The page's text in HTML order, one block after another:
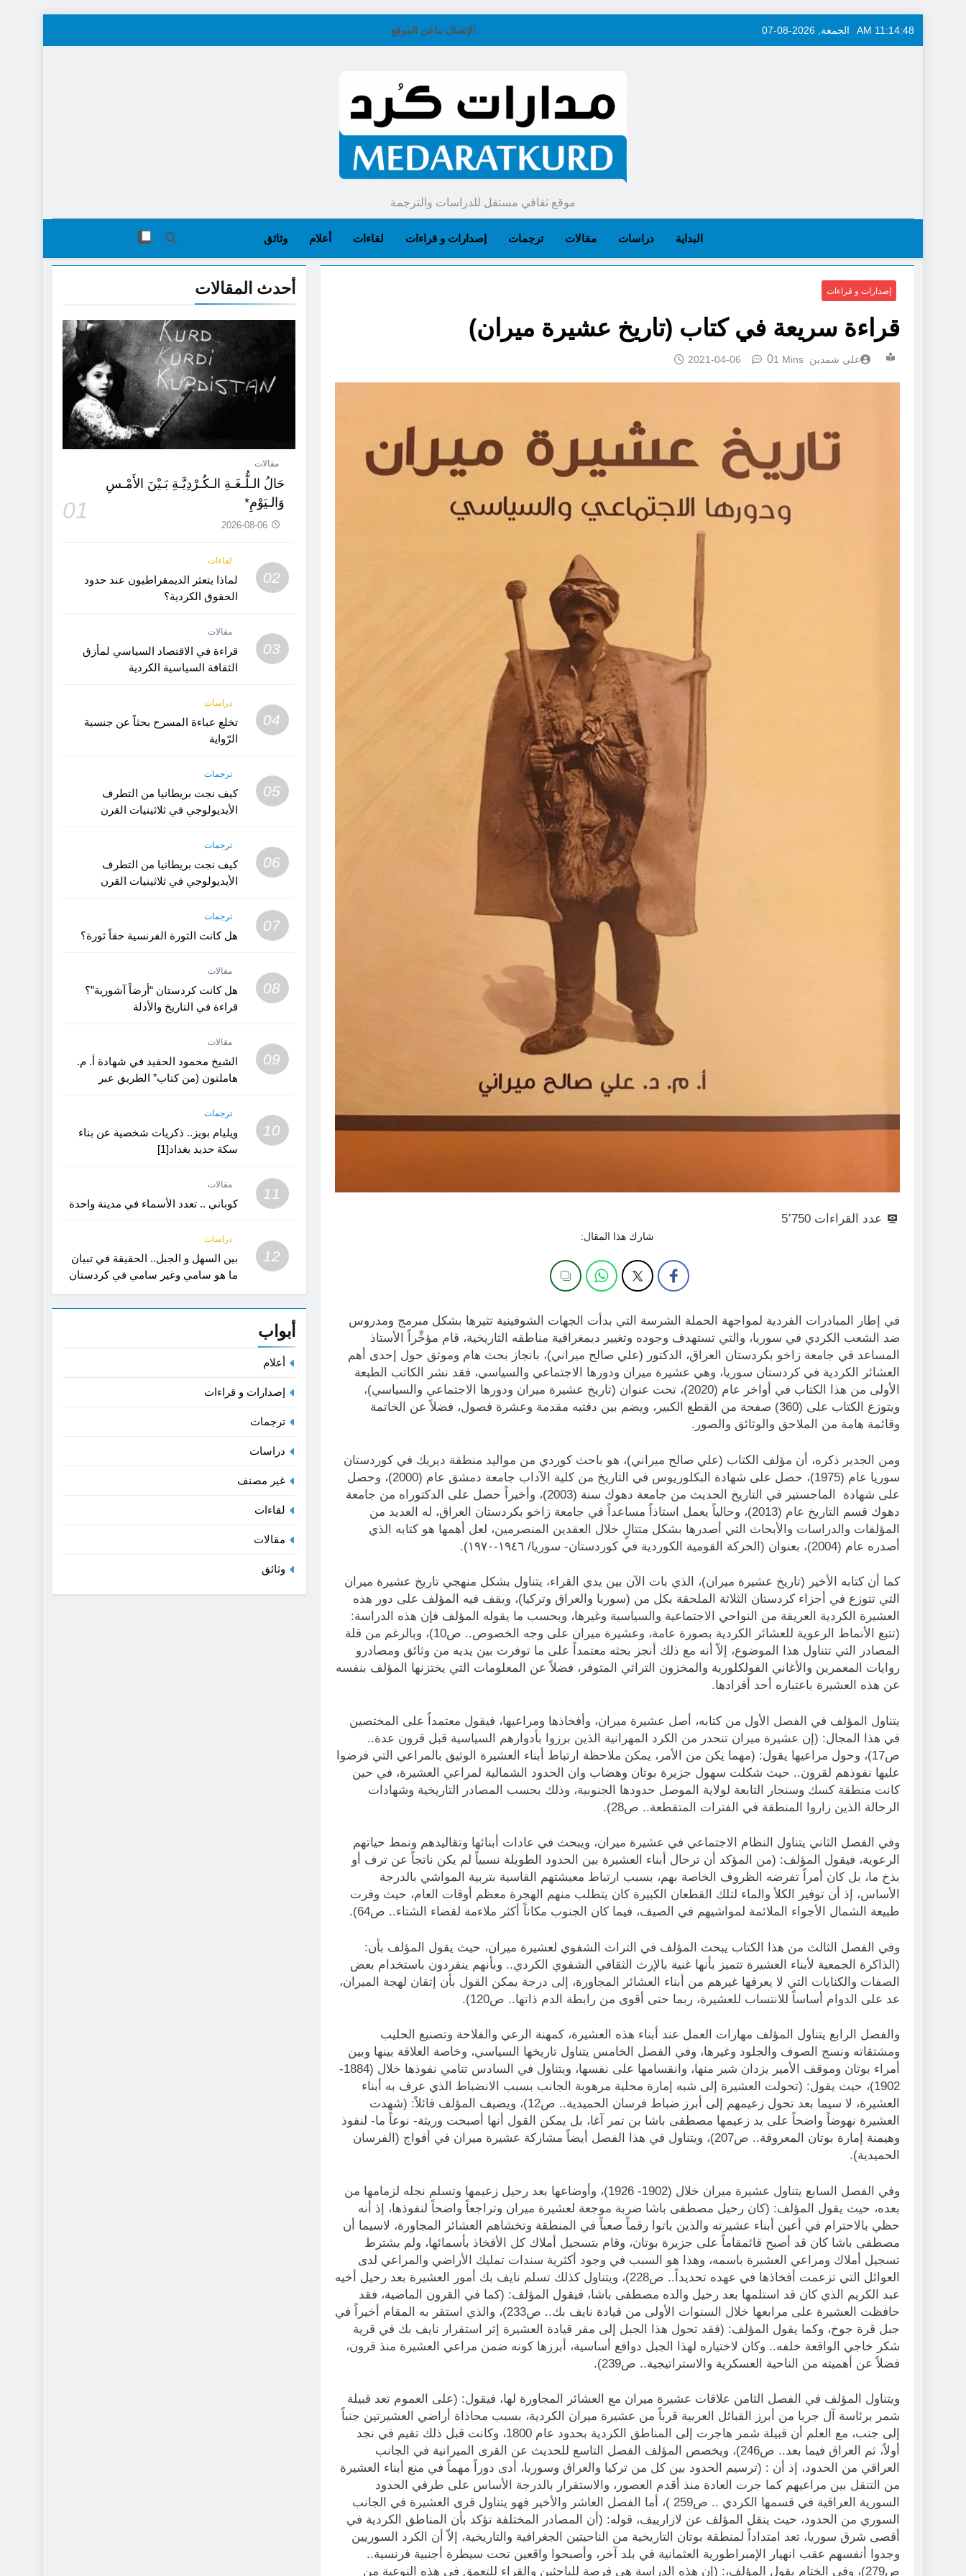
الجمعة, 2026-08-07 11:14:50 AM الإتصال بناعن الموقع
موقع ثقافي مستقل للدراسات والترجمة
البداية دراسات مقالات ترجمات إصدارات و قراءات لقاءات أعلام وثائق
إصدارات و قراءات
قراءة سريعة في كتاب (تاريخ عشيرة ميران)
علي شمدين 2021-04-06 01 Mins
عدد القراءات 5٬750
شارك هذا المقال:
في إطار المبادرات الفردية لمواجهة الحملة الشرسة التي بدأت الجهات الشوفينية تثيرها بشكل مبرمج ومدروس
ضد الشعب الكردي في سوريا، والتي تستهدف وجوده وتغيير ديمغرافية مناطقه التاريخية، قام مؤخِّراً الأستاذ
المساعد في جامعة زاخو بكردستان العراق، الدكتور (علي صالح ميراني)، بانجاز بحث هام وموثق حول إحدى أهم
العشائر الكردية في كردستان سوريا، وهي عشيرة ميران ودورها الاجتماعي والسياسي، فقد نشر الكاتب الطبعة
الأولى من هذا الكتاب في أواخر عام (2020)، تحت عنوان (تاريخ عشيرة ميران ودورها الاجتماعي والسياسي)،
ويتوزع الكتاب على (360) صفحة من القطع الكبير، ويضم بين دفتيه مقدمة وعشرة فصول، فضلاً عن الخاتمة
وقائمة هامة من الملاحق والوثائق والصور.
ومن الجدير ذكره، أن مؤلف الكتاب (علي صالح ميراني)، هو باحث كوردي من مواليد منطقة ديريك في كوردستان
سوريا عام (1975)، حصل على شهادة البكلوريوس في التاريخ من كلية الآداب جامعة دمشق عام (2000)، وحصل
على شهادة الماجستير في التاريخ الحديث من جامعة دهوك سنة (2003)، وأخيراً حصل على الدكتوراه من جامعة
دهوك قسم التاريخ عام (2013)، وحالياً يعمل استاذاً مساعداً في جامعة زاخو بكردستان العراق، له العديد من
المؤلفات والدراسات والأبحاث التي أصدرها بشكل متتالٍ خلال العقدين المنصرمين، لعل أهمها هو كتابه الذي
أصدره عام (2004)، بعنوان (الحركة القومية الكوردية في كوردستان- سوريا/ ١٩٤٦-١٩٧٠).
كما أن كتابه الأخير (تاريخ عشيرة ميران)، الذي بات الآن بين يدي القراء، يتناول بشكل منهجي تاريخ عشيرة ميران
التي تتوزع في أجزاء كردستان الثلاثة الملحقة بكل من (سوريا والعراق وتركيا)، ويقف فيه المؤلف على دور هذه
العشيرة الكردية العريقة من النواحي الاجتماعية والسياسية وغيرها، وبحسب ما يقوله المؤلف فإن هذه الدراسة:
(تتبع الأنماط الرعوية للعشائر الكردية بصورة عامة، وعشيرة ميران على وجه الخصوص.. ص10)، وبالرغم من قلة
المصادر التي تتناول هذا الموضوع، إلاّ أنه مع ذلك أنجز بحثه معتمداً على ما توفرت بين يديه من وثائق ومصادرو
روايات المعمرين والأغاني الفولكلورية والمخزون التراثي المتوفر، فضلاً عن المعلومات التي يختزنها المؤلف بنفسه
عن هذه العشيرة باعتباره أحد أفرادها.
يتناول المؤلف في الفصل الأول من كتابه، أصل عشيرة ميران، وأفخاذها ومراعيها، فيقول معتمداً على المختصين
في هذا المجال: (إن عشيرة ميران تنحدر من الكرد المهرانية الذين برزوا بأدوارهم السياسية قبل قرون عدة..
ص17)، وحول مراعيها يقول: (مهما يكن من الأمر، يمكن ملاحظة ارتباط أبناء العشيرة الوثيق بالمراعي التي فرضوا
عليها نفوذهم لقرون.. حيث شكلت سهول جزيرة بوتان وهضاب وان الحدود الشمالية لمراعي العشيرة، في حين
كانت منطقة كسك وسنجار التابعة لولاية الموصل حدودها الجنوبية، وذلك بحسب المصادر التاريخية وشهادات
الرحالة الذين زاروا المنطقة في الفترات المتقطعة.. ص28).
وفي الفصل الثاني يتناول النظام الاجتماعي في عشيرة ميران، ويبحث في عادات أبنائها وتقاليدهم ونمط حياتهم
الرعوية، فيقول المؤلف: (من المؤكد أن ترحال أبناء العشيرة بين الحدود الطويلة نسبياً لم يكن ناتجاً عن ترف أو
بذخ ما، بل كان أمراً تفرضه الظروف الخاصة بهم، بسبب ارتباط معيشتهم القاسية بتربية المواشي بالدرجة
الأساس، إذ أن توفير الكلأ والماء لتلك القطعان الكبيرة كان يتطلب منهم الهجرة معظم أوقات العام، حيث وفرت
طبيعة الشمال الأجواء الملائمة لمواشيهم في الصيف، فيما كان الجنوب مكاناً أكثر ملاءمة لقضاء الشتاء.. ص64).
وفي الفصل الثالث من هذا الكتاب يبحث المؤلف في التراث الشفوي لعشيرة ميران، حيث يقول المؤلف بأن:
(الذاكرة الجمعية لأبناء العشيرة تتميز بأنها غنية بالإرث الثقافي الشفوي الكردي.. وبأنهم ينفردون باستخدام بعض
الصفات والكنايات التي لا يعرفها غيرهم من أبناء العشائر المجاورة، إلى درجة يمكن القول بأن إتقان لهجة الميران،
عد على الدوام أساساً للانتساب للعشيرة، ربما حتى أقوى من رابطة الدم ذاتها.. ص120).
والفصل الرابع يتناول المؤلف مهارات العمل عند أبناء هذه العشيرة، كمهنة الرعي والفلاحة وتصنيع الحليب
ومشتقاته ونسج الصوف والجلود وغيرها، وفي الفصل الخامس يتناول تاريخها السياسي، وخاصة العلاقة بينها وبين
أمراء بوتان وموقف الأمير يزدان شير منها، وانقسامها على نفسها، ويتناول في السادس تنامي نفوذها خلال (1884-
1902)، حيث يقول: (تحولت العشيرة إلى شبه إمارة محلية مرهوبة الجانب بسبب الانضباط الذي عرف به أبناء
العشيرة، لا سيما بعد تحول زعيمهم إلى أبرز ضباط فرسان الحميدية.. ص12)، ويضيف المؤلف قائلاً: (شهدت
العشيرة نهوضاً واضحاً على يد زعيمها مصطفى باشا بن تمر آغا، بل يمكن القول أنها أصبحت وريثة- نوعاً ما- لنفوذ
وهيمنة إمارة بوتان المعروفة.. ص207)، ويتناول في هذا الفصل أيضاً مشاركة عشيرة ميران في أفواج (الفرسان
الحميدية).
وفي الفصل السابع يتناول عشيرة ميران خلال (1902- 1926)، وأوضاعها بعد رحيل زعيمها وتسلم نجله لزمامها من
بعده، حيث يقول المؤلف: (كان رحيل مصطفى باشا ضربة موجعة لعشيرة ميران وتراجعاً واضحاً لنفوذها، إذ أنه
حظي بالاحترام في أعين أبناء عشيرته والذين باتوا رقماً صعباً في المنطقة وتخشاهم العشائر المجاورة، لاسيما أن
مصطفى باشا كان قد أصبح قائمقاماً على جزيرة بوتان، وقام بتسجيل أملاك كل الأفخاذ بأسمائها، ولم يشترط
تسجيل أملاك ومراعي العشيرة باسمه، وهذا هو السبب في وجود أكثرية سندات تمليك الأراضي والمراعي لدى
العوائل التي تزعمت أفخاذها في عهده تحديداً.. ص228)، ويتناول كذلك تسلم نايف بك أمور العشيرة بعد رحيل أخيه
عبد الكريم الذي كان قد استلمها بعد رحيل والده مصطفى باشا، فيقول المؤلف: (كما في القرون الماضية، فقد
حافظت العشيرة على مرابعها خلال السنوات الأولى من قيادة نايف بك.. ص233)، والذي استقر به المقام أخيراً في
جبل قرة جوخ، وكما يقول المؤلف: (فقد تحول هذا الجبل إلى مقر قيادة العشيرة إثر استقرار نايف بك في قرية
شكر خاجي الواقعة خلفه.. وكان لاختياره لهذا الجبل دوافع أساسية، أبرزها كونه ضمن مراعي العشيرة منذ قرون،
فضلاً عن أهميته من الناحية العسكرية والاستراتيجية.. ص239).
ويتناول المؤلف في الفصل الثامن علاقات عشيرة ميران مع العشائر المجاورة لها، فيقول: (على العموم تعد قبيلة
شمر برئاسة آل جربا من أبرز القبائل العربية قرباً من عشيرة ميران الكردية، بسبب محاذاة أراضي العشيرتين جنباً
إلى جنب، مع العلم أن قبيلة شمر هاجرت إلى المناطق الكردية بحدود عام 1800، وكانت قبل ذلك تقيم في نجد
أولاً، ثم العراق فيما بعد.. ص246)، ويخصص المؤلف الفصل التاسع للحديث عن القرى الميرانية في الجانب
العراقي من الحدود، إذ أن : (ترسيم الحدود بين كل من تركيا والعراق وسوريا، أدى دوراً مهماً في منع أبناء العشيرة
من التنقل بين مراعيهم كما جرت العادة منذ أقدم العصور، والاستقرار بالدرجة الأساس على طرفي الحدود
السورية العراقية في قسمها الكردي .. ص259 )، أما الفصل العاشر والأخير فهو يتناول قرى العشيرة في الجانب
السوري من الحدود، حيث ينقل المؤلف عن لازارييف، قوله: (أن المصادر المختلفة تؤكد بأن المناطق الكردية في
أقصى شرق سوريا، تعد امتداداً لمنطقة بوتان التاريخية من الناحيتين الجغرافية والتاريخية، إلاّ أن الكرد السوريين
وجدوا أنفسهم عقب انهيار الإمبراطورية العثمانية في بلد آخر، وأصبحوا واقعين تحت سيطرة أجنبية فرنسية..
ص279)، وفي الختام يقول المؤلف،: (إن هذه الدراسة هي فرصة للباحثين والقراء للتعمق في هذه النوعية من
أحدث المقالات
مقالات
حَالُ الـلُّـغَـةِ الـكُـرْدِيَّـةِ بَـيْنَ الأَمْـسِ
وَالـيَوْمِ*
01
2026-08-06
02
لقاءات
لماذا يتعثر الديمقراطيون عند حدود
الحقوق الكردية؟
03
مقالات
قراءة في الاقتصاد السياسي لمأزق
الثقافة السياسية الكردية
04
دراسات
تخلع عباءة المسرح بحثاً عن جنسية
الرّواية
05
ترجمات
كيف نجت بريطانيا من التطرف
الأيديولوجي في ثلاثينيات القرن
06
ترجمات
كيف نجت بريطانيا من التطرف
الأيديولوجي في ثلاثينيات القرن
07
ترجمات
هل كانت الثورة الفرنسية حقاً ثورة؟
08
مقالات
هل كانت كردستان “أرضاً آشورية”؟
قراءة في التاريخ والأدلة
09
مقالات
الشيخ محمود الحفيد في شهادة أ. م.
هاملتون (من كتاب” الطريق عبر
10
ترجمات
ويليام بويز.. ذكريات شخصية عن بناء
سكة حديد بغداد[1]
11
مقالات
كوباني .. تعدد الأسماء في مدينة واحدة
12
دراسات
بين السهل و الجبل.. الحقيقة في تبيان
ما هو سامي وغير سامي في كردستان
القديمة- بحث في اللغة و الفن
أبواب
أعلام
إصدارات و قراءات
ترجمات
دراسات
غير مصنف
لقاءات
مقالات
وثائق